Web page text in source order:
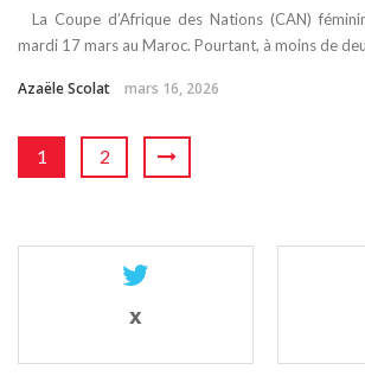
La Coupe d’Afrique des Nations (CAN)
mardi 17 mars au Maroc. Pourtant, à moins de
Azaële Scolat mars 16, 2026
1 2
X